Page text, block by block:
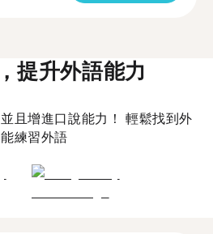
提升外語能力
且增進口說能力！ 輕鬆找到外
練習外語